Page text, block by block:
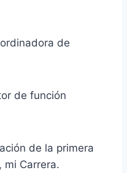
de
de función
de la primera
mi Carrera.